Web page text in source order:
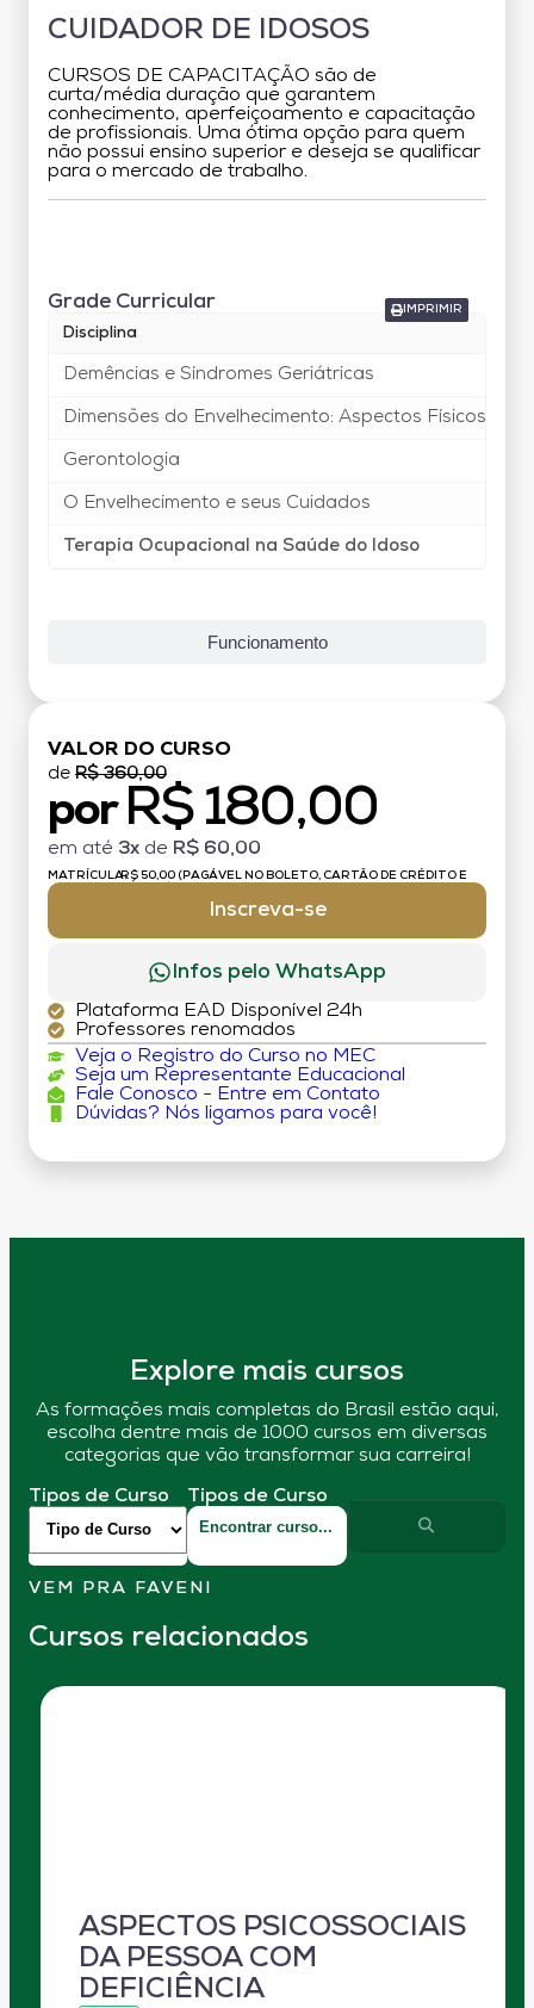
CUIDADOR DE IDOSOS
CURSOS DE CAPACITAÇÃO são de
curta/média duração que garantem
conhecimento, aperfeiçoamento e capacitação
de profissionais. Uma ótima opção para quem
não possui ensino superior e deseja se qualificar
para o mercado de trabalho.
Funcionamento
IMPRIMIR
Grade Curricular
Disciplina
Demências e Síndromes Geriátricas
Dimensões do Envelhecimento: Aspectos Físicos,
Gerontologia
O Envelhecimento e seus Cuidados
Terapia Ocupacional na Saúde do Idoso
VALOR DO CURSO
de R$ 360,00
por R$ 180,00
em até 3x de R$ 60,00
MATRÍCULA:R$ 50,00 (PAGÁVEL NO BOLETO, CARTÃO DE CRÉDITO E
Inscreva-se
Infos pelo WhatsApp
Plataforma EAD Disponível 24h
Professores renomados
Veja o Registro do Curso no MEC
Seja um Representante Educacional
Fale Conosco - Entre em Contato
Dúvidas? Nós ligamos para você!
Explore mais cursos
As formações mais completas do Brasil estão aqui,
escolha dentre mais de 1000 cursos em diversas
categorias que vão transformar sua carreira!
Tipos de Curso Tipos de Curso
VEM PRA FAVENI
Cursos relacionados
ASPECTOS PSICOSSOCIAIS
DA PESSOA COM
DEFICIÊNCIA